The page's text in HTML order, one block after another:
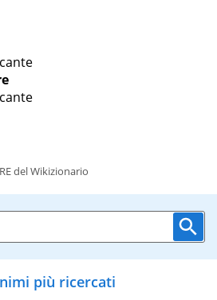
del Wikizionario
più ricercati